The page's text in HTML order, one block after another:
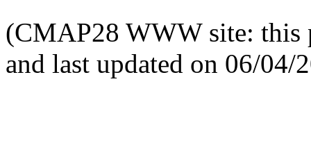
(CMAP28 WWW site: this
and last updated on 06/04/